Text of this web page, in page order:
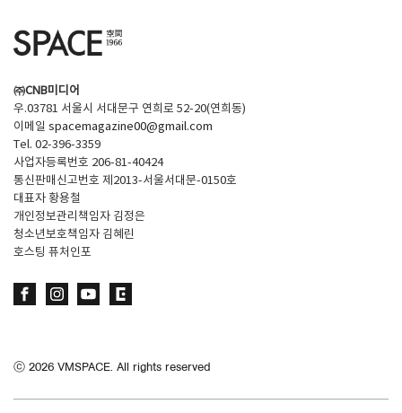
㈜CNB미디어
우.03781 서울시 서대문구 연희로 52-20(연희동)
이메일 spacemagazine00@gmail.com
Tel. 02-396-3359
사업자등록번호 206-81-40424
통신판매신고번호 제2013-서울서대문-0150호
대표자 황용철
개인정보관리책임자 김정은
청소년보호책임자 김혜린
호스팅 퓨처인포
ⓒ 2026 VMSPACE. All rights reserved